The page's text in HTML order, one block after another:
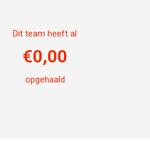
Dit team heeft al
€0,00
opgehaald